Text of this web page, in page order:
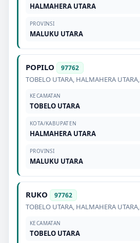
HALMAHERA UTARA
PROVINSI
MALUKU UTARA
POPILO 97762
TOBELO UTARA, HALMAHERA UTARA,
KECAMATAN
TOBELO UTARA
KOTA/KABUPATEN
HALMAHERA UTARA
PROVINSI
MALUKU UTARA
RUKO 97762
TOBELO UTARA, HALMAHERA UTARA,
KECAMATAN
TOBELO UTARA